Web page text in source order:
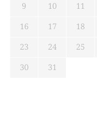
9
10 11
16
17 18
23
24 25
30
31